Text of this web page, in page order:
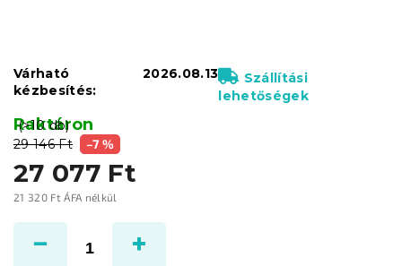
29 146 Ft –7 %
27 077 Ft
21 320 Ft ÁFA nélkül
Raktáron
(>10 db)
Várható
kézbesítés:
2026.08.13
Szállítási
lehetőségek